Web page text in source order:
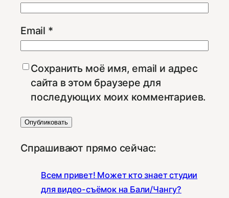
Email *
Сохранить моё имя, email и адрес
сайта в этом браузере для
последующих моих комментариев.
Спрашивают прямо сейчас:
Всем привет! Может кто знает студии
для видео-съёмок на Бали/Чангу?